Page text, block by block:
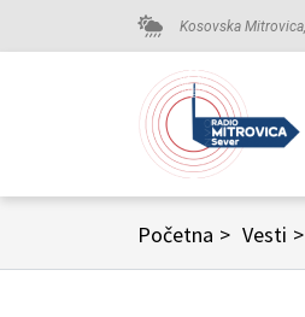
Kosovska Mitrovica,
Početna > Vesti >